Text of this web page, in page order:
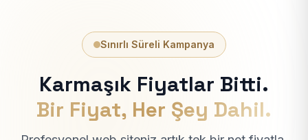
Sınırlı Süreli Kampanya
Karmaşık Fiyatlar Bitti.
Bir Fiyat, Her Şey Dahil.